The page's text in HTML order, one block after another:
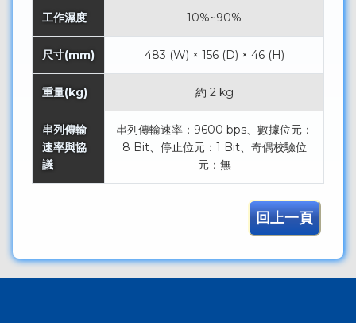
工作濕度 10%~90%
尺寸(mm) 483 (W) × 156 (D) × 46 (H)
重量(kg) 約 2 kg
串列傳輸
速率與協
議
串列傳輸速率：9600 bps、數據位元：
8 Bit、停止位元：1 Bit、奇偶校驗位
元：無
回上一頁